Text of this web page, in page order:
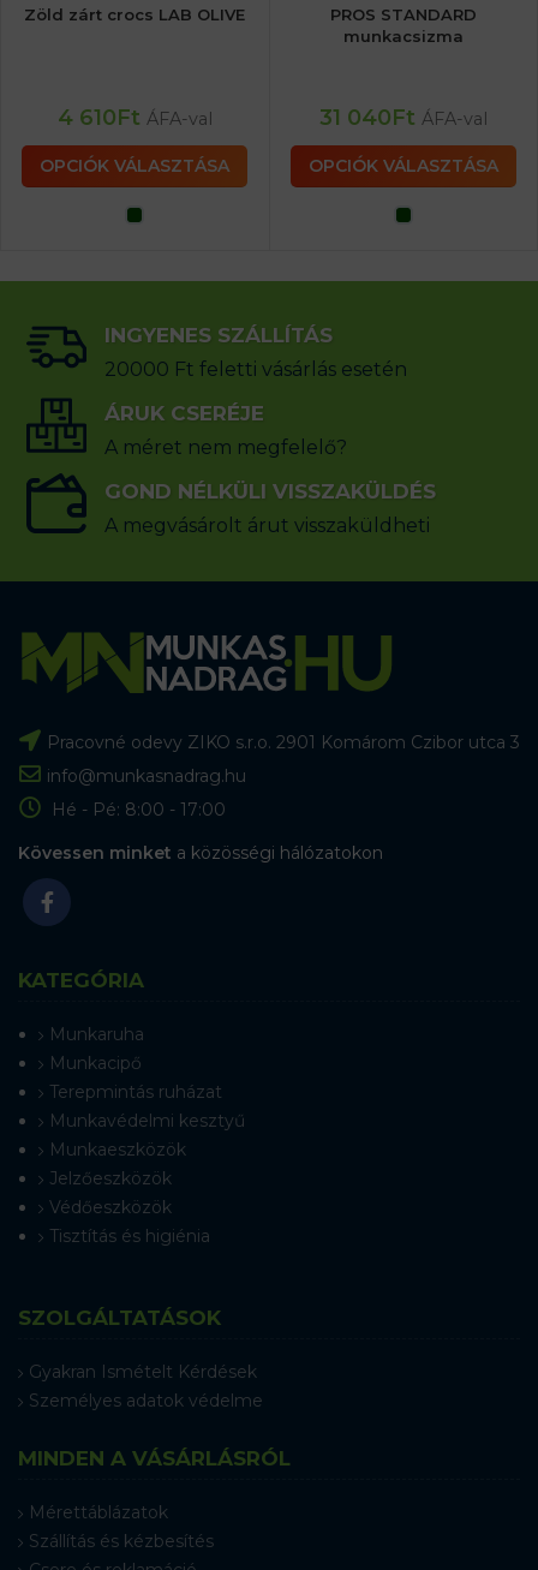
Zöld zárt crocs LAB OLIVE
4 610Ft ÁFA-val
OPCIÓK VÁLASZTÁSA
PROS STANDARD
munkacsizma
31 040Ft ÁFA-val
OPCIÓK VÁLASZTÁSA
INGYENES SZÁLLÍTÁS
20000 Ft feletti vásárlás esetén
ÁRUK CSERÉJE
A méret nem megfelelő?
GOND NÉLKÜLI VISSZAKÜLDÉS
A megvásárolt árut visszaküldheti
Pracovné odevy ZIKO s.r.o. 2901 Komárom Czibor utca 3
info@munkasnadrag.hu
Hé - Pé: 8:00 - 17:00
Kövessen minket a közösségi hálózatokon
KATEGÓRIA
Munkaruha
Munkacipő
Terepmintás ruházat
Munkavédelmi kesztyű
Munkaeszközök
Jelzőeszközök
Védőeszközök
Tisztítás és higiénia
SZOLGÁLTATÁSOK
Gyakran Ismételt Kérdések
Személyes adatok védelme
MINDEN A VÁSÁRLÁSRÓL
Mérettáblázatok
Szállítás és kézbesítés